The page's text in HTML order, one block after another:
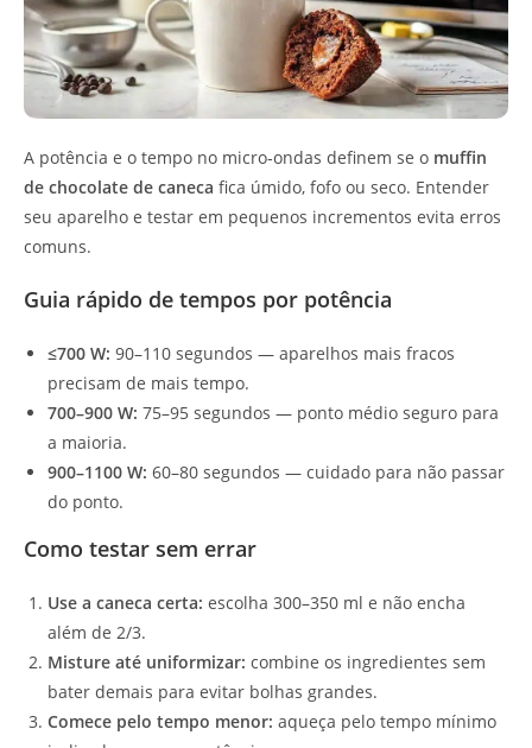
A potência e o tempo no micro‑ondas definem se o muffin
de chocolate de caneca fica úmido, fofo ou seco. Entender
seu aparelho e testar em pequenos incrementos evita erros
comuns.
Guia rápido de tempos por potência
≤700 W: 90–110 segundos — aparelhos mais fracos
precisam de mais tempo.
700–900 W: 75–95 segundos — ponto médio seguro para
a maioria.
900–1100 W: 60–80 segundos — cuidado para não passar
do ponto.
Como testar sem errar
Use a caneca certa: escolha 300–350 ml e não encha
além de 2/3.
Misture até uniformizar: combine os ingredientes sem
bater demais para evitar bolhas grandes.
Comece pelo tempo menor: aqueça pelo tempo mínimo